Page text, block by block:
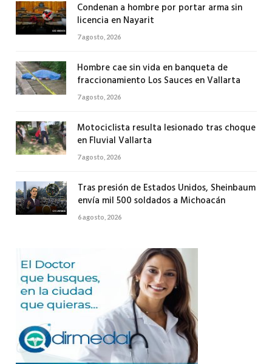
Condenan a hombre por portar arma sin
licencia en Nayarit
7 agosto, 2026
Hombre cae sin vida en banqueta de
fraccionamiento Los Sauces en Vallarta
7 agosto, 2026
Motociclista resulta lesionado tras choque
en Fluvial Vallarta
7 agosto, 2026
Tras presión de Estados Unidos, Sheinbaum
envía mil 500 soldados a Michoacán
6 agosto, 2026